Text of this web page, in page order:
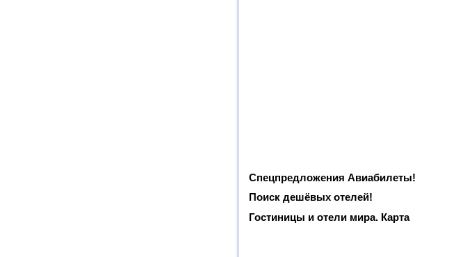
Спецпредложения Авиабилеты!
Поиск дешёвых отелей!
Гостиницы и отели мира. Карта